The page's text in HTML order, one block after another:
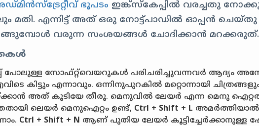
ഭൂപടം ഇങ്ക്‌സ്കേപ്പിൽ വരച്ചതു
മതി. എന്നിട്ട് അത് ഒരു നോട്ട്പാഡിൽ ഓപ്പൻ
വരുന്ന സംശയങ്ങൾ ചോദിക്കാൻ
പോലുള്ള സോഫ്റ്റ്‌വെയറുകൾ പരിചരിച്ചുവന്നവർ ആദ്യം
കിട്ടും എന്നാവും. ഒന്നിനുപുറകിൽ മറ്റൊന്നായി
അത് കൂടിയേ തീരൂ. മെനുവിൽ ലേയർ എന്ന മെനു
ലെയർ മെനുഐറ്റം ഉണ്ട്, Ctrl + Shift + L
Ctrl + Shift + N ആണ് പുതിയ ലേയർ കൂട്ടിച്ചേർക്കാനുള്ള